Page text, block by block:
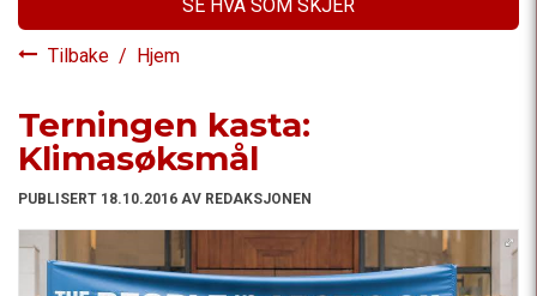
SE HVA SOM SKJER
Tilbake / Hjem
Terningen kasta:
Klimasøksmål
PUBLISERT 18.10.2016 AV REDAKSJONEN